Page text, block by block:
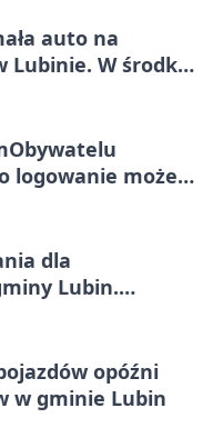
auto na
Lubinie. W środku
logowanie może
dla
Lubin.
opóźni
w gminie Lubin